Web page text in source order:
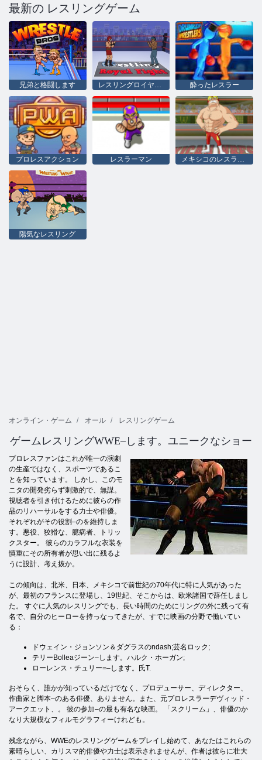
最新の レスリングゲーム
兄弟と格闘します 酔ったレスラー
プロレスアクション レスラーマン メキシコのレスラーのスーパースター
陽気なレスリング
オンライン・ゲーム オール レスリングゲーム
ゲームレスリングWWE–します。ユニークなショー
プロレスファンはこれが唯一の演劇
の生産ではなく、スポーツであるこ
とを知っています。 しかし、このモ
ニタの開発劣らず刺激的で、無謀。
視聴者を引き付けるために彼らの作
品のリハーサルをする力士や俳優。
それぞれがその役割–のを維持しま
す。悪役、狡猾な、臆病者、トリッ
クスター。 彼らのカラフルな衣装を
慎重にその所有者が思い出に残るよ
うに設計、考え抜か。
この傾向は、北米、日本、メキシコで前世紀の70年代に特に人気があった
が、最初のフランスに登場し、19世紀、そこからは、欧米諸国で辞任しまし
た。 すぐに人気のレスリングでも、長い時間のためにリングの外に残って有
名で、自分のヒーローを持っなってきたが、すでに映画の分野で働いてい
る：
ドウェイン・ジョンソン＆ダグラスのndash;芸名ロック;
テリーBolleaジーン–します。ハルク・ホーガン;
ローレンス・チュリー=–します。氏T.
おそらく、誰かが知っているだけでなく、プロデューサー、ディレクター、
作曲家と脚本–のある俳優、ありません。また、元プロレスラーデヴィッド・
アークエット、。 彼の参加–の最も有名な映画。 「スクリーム」、俳優のか
なり大規模なフィルモグラフィーけれども。
残念ながら、WWEのレスリングゲームをプレイし始めて、あなたはこれらの
素晴らしい、カリスマ的俳優や力士は表示されませんが、作者は彼らに壮大